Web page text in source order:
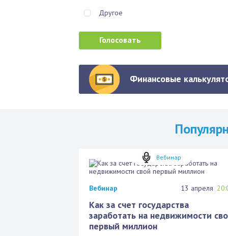
Другое
Финансовые
Вебинар
Вебинар 13 апреля
Как за счет государства
заработать на недвижимости
первый миллион